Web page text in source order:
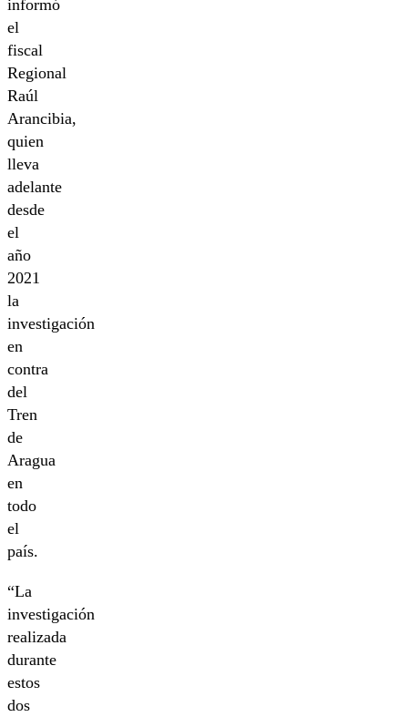
informó
el
fiscal
Regional
Raúl
Arancibia,
quien
lleva
adelante
desde
el
año
2021
la
investigación
en
contra
del
Tren
de
Aragua
en
todo
el
país.
“La
investigación
realizada
durante
estos
dos